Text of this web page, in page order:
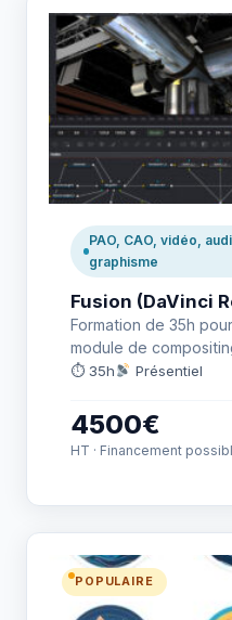
PAO, CAO, vidéo,
graphisme
Fusion (DaVinci
Formation de 35h
module de
Resolve.
⏱ 35h Présentiel
4500€
HT · Financement
POPULAIRE